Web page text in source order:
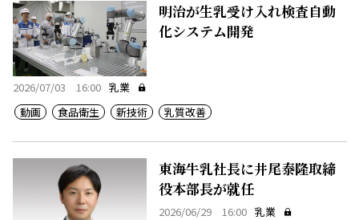
明治が生乳受け入れ検査自動
化システム開発
2026/07/03 16:00 乳業
動画
食品衛生 新技術 乳質改善
東海牛乳社長に井尾泰隆取締
役本部長が就任
2026/06/29 16:00 乳業